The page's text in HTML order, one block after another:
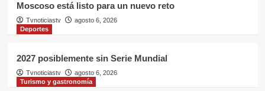
tiene un nuevo romance
1
video del famoso influencer Perez
ayuda médica
Moscoso está listo para un nuevo reto
Tvnoticiastv
agosto 6, 2026
Deportes
2027 posiblemente sin Serie Mundial
Tvnoticiastv
agosto 6, 2026
Turismo y gastronomía